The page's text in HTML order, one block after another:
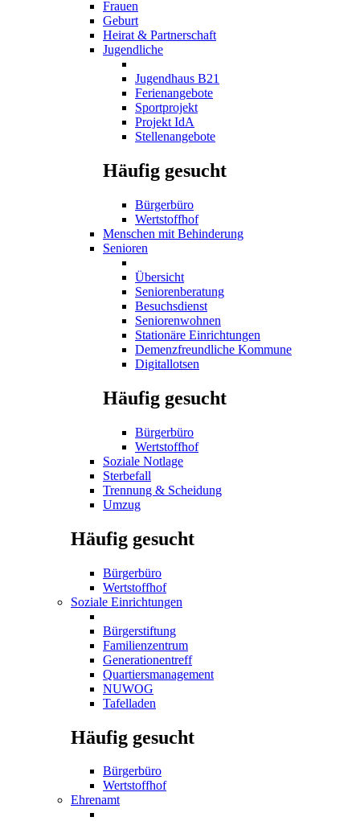
Frauen
Geburt
Heirat & Partnerschaft
Jugendliche
Jugendhaus B21
Ferienangebote
Sportprojekt
Projekt IdA
Stellenangebote
Häufig gesucht
Bürgerbüro
Wertstoffhof
Menschen mit Behinderung
Senioren
Übersicht
Seniorenberatung
Besuchsdienst
Seniorenwohnen
Stationäre Einrichtungen
Demenzfreundliche Kommune
Digitallotsen
Häufig gesucht
Bürgerbüro
Wertstoffhof
Soziale Notlage
Sterbefall
Trennung & Scheidung
Umzug
Häufig gesucht
Bürgerbüro
Wertstoffhof
Soziale Einrichtungen
Bürgerstiftung
Familienzentrum
Generationentreff
Quartiersmanagement
NUWOG
Tafelladen
Häufig gesucht
Bürgerbüro
Wertstoffhof
Ehrenamt